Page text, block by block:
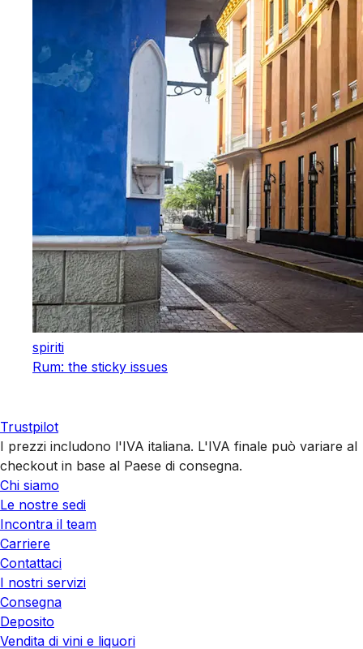
spiriti
Rum: the sticky issues
Trustpilot
I prezzi includono l'IVA italiana. L'IVA finale può variare al
checkout in base al Paese di consegna.
Chi siamo
Le nostre sedi
Incontra il team
Carriere
Contattaci
I nostri servizi
Consegna
Deposito
Vendita di vini e liquori